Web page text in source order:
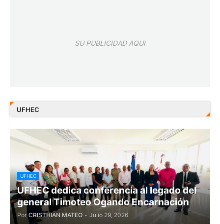
SU PUBLICIDAD AQUI
UFHEC
UFHEC
UFHEC dedica conferencia al legado del
general Timoteo Ogando Encarnación
Por CRISTHIAN MATEO - Julio 29, 2026